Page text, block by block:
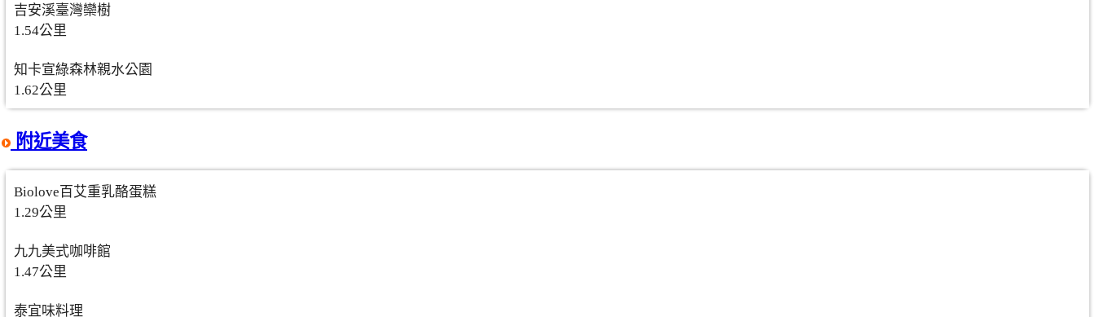
吉安溪臺灣欒樹
1.54公里
知卡宣綠森林親水公園
1.62公里
附近美食
Biolove百艾重乳酪蛋糕
1.29公里
九九美式咖啡館
1.47公里
泰宜味料理